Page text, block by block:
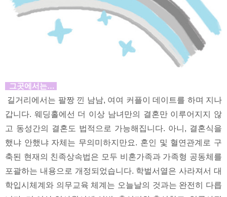
그곳에서는…
길거리에서는 팔짱 낀 남남, 여여 커플이 데이트를 하며 지나
갑니다. 웨딩홀에선 더 이상 남녀만의 결혼만 이루어지지 않
고 동성간의 결혼도 법적으로 가능해집니다. 아니, 결혼식을
했냐 안했냐 자체는 무의미하지만요. 혼인 및 혈연관계로 구
축된 현재의 친족상속법은 모두 비혼가족과 가족형 공동체를
포괄하는 내용으로 개정되었습니다. 학벌서열은 사라져서 대
학입시체계와 의무교육 체계는 오늘날의 것과는 완전히 다릅